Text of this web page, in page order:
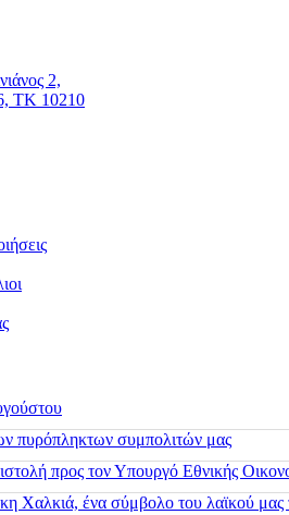
2,
ΤΚ 10210
πυρόπληκτων συμπολιτών μας
προς τον Υπουργό Εθνικής
Χαλκιά, ένα σύμβολο του λαϊκού μας